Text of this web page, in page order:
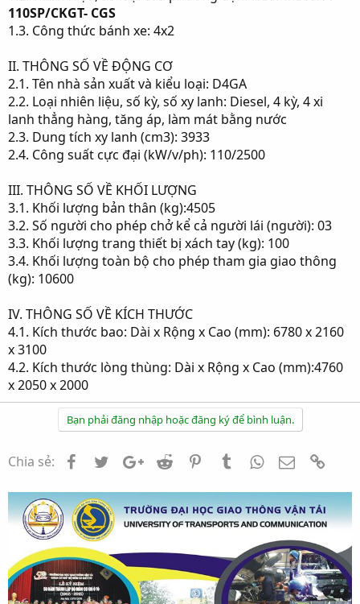
110SP/CKGT- CGS
1.3. Công thức bánh xe: 4x2
II. THÔNG SỐ VỀ ĐỘNG CƠ
2.1. Tên nhà sản xuất và kiểu loại: D4GA
2.2. Loại nhiên liệu, số kỳ, số xy lanh: Diesel, 4 kỳ, 4 xi
lanh thẳng hàng, tăng áp, làm mát bằng nước
2.3. Dung tích xy lanh (cm3): 3933
2.4. Công suất cực đại (kW/v/ph): 110/2500
III. THÔNG SỐ VỀ KHỐI LƯỢNG
3.1. Khối lượng bản thân (kg):4505
3.2. Số người cho phép chở kể cả người lái (người): 03
3.3. Khối lượng trang thiết bị xách tay (kg): 100
3.4. Khối lượng toàn bộ cho phép tham gia giao thông
(kg): 10600
IV. THÔNG SỐ VỀ KÍCH THƯỚC
4.1. Kích thước bao: Dài x Rộng x Cao (mm): 6780 x 2160
x 3100
4.2. Kích thước lòng thùng: Dài x Rộng x Cao (mm):4760
x 2050 x 2000
Bạn phải đăng nhập hoặc đăng ký để bình luận.
Chia sẻ: FacebookTwitterGoogle+
Reddit PinterestTumblrWhatsApp
Email
Chia sẻ trang
Facebook
Twitter Google+RedditPinterestTumblrWhatsApp
EmailLink